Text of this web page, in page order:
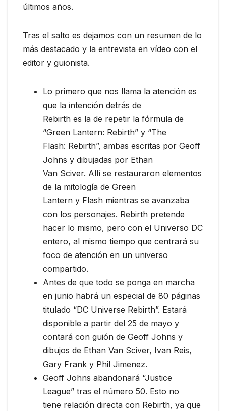
últimos años.
Tras el salto es dejamos con un resumen de lo
más destacado y la entrevista en vídeo con el
editor y guionista.
Lo primero que nos llama la atención es
que la intención detrás de
Rebirth es la de repetir la fórmula de
“Green Lantern: Rebirth” y “The
Flash: Rebirth”, ambas escritas por Geoff
Johns y dibujadas por Ethan
Van Sciver. Allí se restauraron elementos
de la mitología de Green
Lantern y Flash mientras se avanzaba
con los personajes. Rebirth pretende
hacer lo mismo, pero con el Universo DC
entero, al mismo tiempo que centrará su
foco de atención en un universo
compartido.
Antes de que todo se ponga en marcha
en junio habrá un especial de 80 páginas
titulado “DC Universe Rebirth”. Estará
disponible a partir del 25 de mayo y
contará con guión de Geoff Johns y
dibujos de Ethan Van Sciver, Ivan Reis,
Gary Frank y Phil Jimenez.
Geoff Johns abandonará “Justice
League” tras el número 50. Esto no
tiene relación directa con Rebirth, ya que